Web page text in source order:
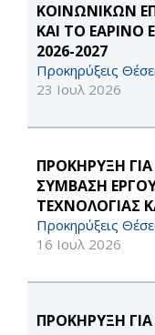
ΚΟΙΝΩΝΙΚΏΝ
ΚΑΙ ΤΟ
2026-2027
Προκηρύξεις
23 Ιουλ 2026
ΠΡΟΚΉΡΥΞΗ
ΣΎΜΒΑΣΗ
ΤΕΧΝΟΛΟΓΊΑΣ
Προκηρύξεις
16 Ιουλ 2026
ΠΡΟΚΗΡΥΞΗ